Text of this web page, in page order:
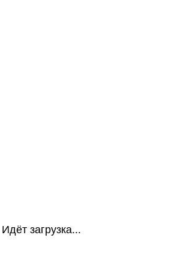
Идёт загрузка...